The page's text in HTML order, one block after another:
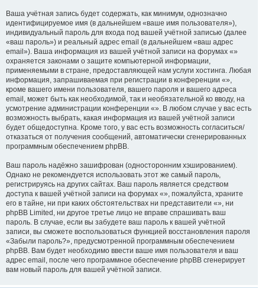
Ваша учётная запись будет содержать, как минимум, однозначно
идентифицируемое имя (в дальнейшем «ваше имя пользователя»),
индивидуальный пароль для входа под вашей учётной записью (далее
«ваш пароль») и реальный адрес email (в дальнейшем «ваш адрес
email»). Ваша информация из вашей учётной записи на форумах «»
охраняется законами о защите компьютерной информации,
применяемыми в стране, предоставляющей нам услуги хостинга. Любая
информация, запрашиваемая при регистрации в конференции «»,
кроме вашего имени пользователя, вашего пароля и вашего адреса
email, может быть как необходимой, так и необязательной ко вводу, на
усмотрение администрации конференции «». В любом случае у вас есть
возможность выбрать, какая информация из вашей учётной записи
будет общедоступна. Кроме того, у вас есть возможность согласиться/
отказаться от получения сообщений, автоматически сгенерированных
программным обеспечением phpBB.
Ваш пароль надёжно зашифрован (односторонним хэшированием).
Однако не рекомендуется использовать этот же самый пароль,
регистрируясь на других сайтах. Ваш пароль является средством
доступа к вашей учётной записи на форумах «», пожалуйста, храните
его в тайне, ни при каких обстоятельствах ни представители «», ни
phpBB Limited, ни другое третье лицо не вправе спрашивать ваш
пароль. В случае, если вы забудете ваш пароль к вашей учётной
записи, вы сможете воспользоваться функцией восстановления пароля
«Забыли пароль?», предусмотренной программным обеспечением
phpBB. Вам будет необходимо ввести ваше имя пользователя и ваш
адрес email, после чего программное обеспечение phpBB сгенерирует
вам новый пароль для вашей учётной записи.